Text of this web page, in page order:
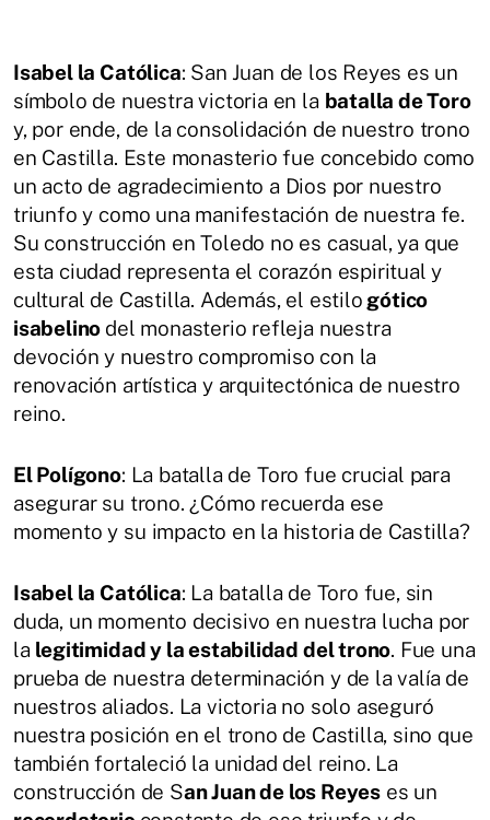
Isabel la Católica: San Juan de los Reyes es un
símbolo de nuestra victoria en la batalla de Toro
y, por ende, de la consolidación de nuestro trono
en Castilla. Este monasterio fue concebido como
un acto de agradecimiento a Dios por nuestro
triunfo y como una manifestación de nuestra fe.
Su construcción en Toledo no es casual, ya que
esta ciudad representa el corazón espiritual y
cultural de Castilla. Además, el estilo gótico
isabelino del monasterio refleja nuestra
devoción y nuestro compromiso con la
renovación artística y arquitectónica de nuestro
reino.
El Polígono: La batalla de Toro fue crucial para
asegurar su trono. ¿Cómo recuerda ese
momento y su impacto en la historia de Castilla?
Isabel la Católica: La batalla de Toro fue, sin
duda, un momento decisivo en nuestra lucha por
la legitimidad y la estabilidad del trono. Fue una
prueba de nuestra determinación y de la valía de
nuestros aliados. La victoria no solo aseguró
nuestra posición en el trono de Castilla, sino que
también fortaleció la unidad del reino. La
construcción de San Juan de los Reyeses un